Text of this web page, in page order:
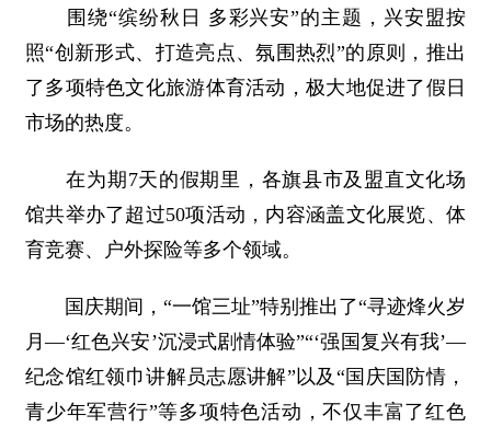
围绕“缤纷秋日 多彩兴安”的主题，兴安盟按
照“创新形式、打造亮点、氛围热烈”的原则，推出
了多项特色文化旅游体育活动，极大地促进了假日
市场的热度。
在为期7天的假期里，各旗县市及盟直文化场
馆共举办了超过50项活动，内容涵盖文化展览、体
育竞赛、户外探险等多个领域。
国庆期间，“一馆三址”特别推出了“寻迹烽火岁
月—‘红色兴安’沉浸式剧情体验”“‘强国复兴有我’—
纪念馆红领巾讲解员志愿讲解”以及“国庆国防情，
青少年军营行”等多项特色活动，不仅丰富了红色